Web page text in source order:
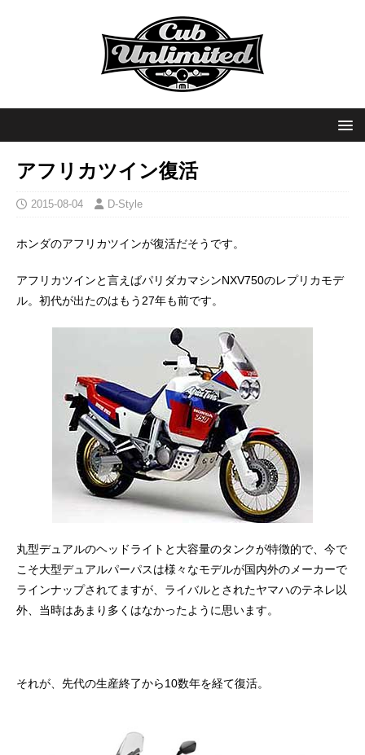
アフリカツイン復活
2015-08-04 D-Style
ホンダのアフリカツインが復活だそうです。
アフリカツインと言えばパリダカマシンNXV750のレプリカモデ
ル。初代が出たのはもう27年も前です。
丸型デュアルのヘッドライトと大容量のタンクが特徴的で、今で
こそ大型デュアルパーパスは様々なモデルが国内外のメーカーで
ラインナップされてますが、ライバルとされたヤマハのテネレ以
外、当時はあまり多くはなかったように思います。
それが、先代の生産終了から10数年を経て復活。